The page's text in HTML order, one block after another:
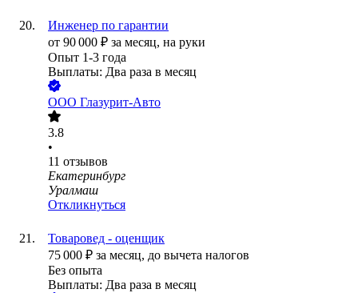
Инженер по гарантии
от 90 000 ₽ за месяц, на руки
Опыт 1-3 года
Выплаты: Два раза в месяц
ООО Глазурит-Авто
3.8
•
11 отзывов
Екатеринбург
Уралмаш
Откликнуться
Товаровед - оценщик
75 000 ₽ за месяц, до вычета налогов
Без опыта
Выплаты: Два раза в месяц